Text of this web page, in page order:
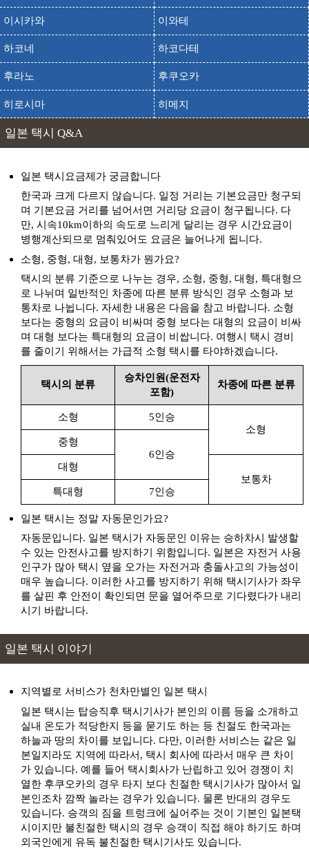
출발
도착
모토마치(코베)
출발
도착
미치노에키 코베 후르츠 플라워 파크 오조
출발
출발
출발
출발 도착
손분 키넨칸
출발 도착
스마리큐 코엔
출발 도착
스마우라 공원
스마우라 코엔
출발
도착 아리마 온천
출발 도착
아리마 완구 박물관
아리마 장난감 박물관
출발 도착
아카시성
아카시죠
출발 도착
아카시해협 대교
아카시카이쿄 오오하시
출발
도착 우로코의 집(우로코노 이에), 우로코 미술관
이쿠타 신사
이쿠타 진자
도착
즈이호지 공원
도착
난킨마치[코베]
출발
도착 키자니아 코시엔
출발 도착
키타노쵸야마모토도오리
키타노쵸야마모토 거리 きたのちょうやまもと
どおり
출발
도착
킨노유
출발
도착
포트아일랜드
출발 도착
한신 코시엔 구장
이시카와 이와테
하코네 하코다테
후라노 후쿠오카
히로시마 히메지
일본 택시 Q&A
일본 택시요금제가 궁금합니다
한국과 크게 다르지 않습니다. 일정 거리는 기본요금만 청구되
며 기본요금 거리를 넘어서면 거리당 요금이 청구됩니다. 다
만, 시속10km이하의 속도로 느리게 달리는 경우 시간요금이
병행계산되므로 멈춰있어도 요금은 늘어나게 됩니다.
소형, 중형, 대형, 보통차가 뭔가요?
택시의 분류 기준으로 나누는 경우, 소형, 중형, 대형, 특대형으
로 나뉘며 일반적인 차종에 따른 분류 방식인 경우 소형과 보
통차로 나뉩니다. 자세한 내용은 다음을 참고 바랍니다. 소형
보다는 중형의 요금이 비싸며 중형 보다는 대형의 요금이 비싸
며 대형 보다는 특대형의 요금이 비쌉니다. 여행시 택시 경비
를 줄이기 위해서는 가급적 소형 택시를 타야하겠습니다.
택시의 분류
승차인원(운전자
포함)
차종에 따른 분류
소형
5인승
소형
중형
6인승
대형
보통차
특대형
7인승
일본 택시는 정말 자동문인가요?
자동문입니다. 일본 택시가 자동문인 이유는 승하차시 발생할
수 있는 안전사고를 방지하기 위함입니다. 일본은 자전거 사용
인구가 많아 택시 옆을 오가는 자전거과 충돌사고의 가능성이
매우 높습니다. 이러한 사고를 방지하기 위해 택시기사가 좌우
를 살핀 후 안전이 확인되면 문을 열어주므로 기다렸다가 내리
시기 바랍니다.
일본 택시 이야기
지역별로 서비스가 천차만별인 일본 택시
일본 택시는 탑승직후 택시기사가 본인의 이름 등을 소개하고
실내 온도가 적당한지 등을 묻기도 하는 등 친절도 한국과는
하늘과 땅의 차이를 보입니다. 다만, 이러한 서비스는 같은 일
본일지라도 지역에 따라서, 택시 회사에 따라서 매우 큰 차이
가 있습니다. 예를 들어 택시회사가 난립하고 있어 경쟁이 치
열한 후쿠오카의 경우 타지 보다 친절한 택시기사가 많아서 일
본인조차 깜짝 놀라는 경우가 있습니다. 물론 반대의 경우도
있습니다. 승객의 짐을 트렁크에 실어주는 것이 기본인 일본택
시이지만 불친절한 택시의 경우 승객이 직접 해야 하기도 하며
외국인에게 유독 불친절한 택시기사도 있습니다.